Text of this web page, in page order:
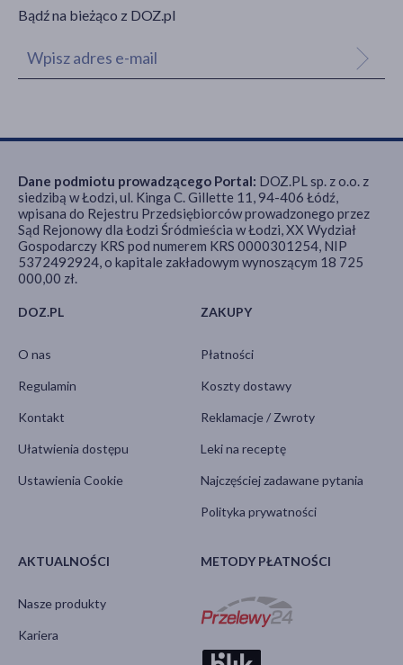
Bądź na bieżąco z DOZ.pl
DOZ.PL
O nas
Regulamin
Kontakt
Ułatwienia dostępu
Ustawienia Cookie
ZAKUPY
Płatności
Koszty dostawy
Reklamacje / Zwroty
Leki na receptę
Najczęściej zadawane pytania
Polityka prywatności
AKTUALNOŚCI
Nasze produkty
Kariera
METODY PŁATNOŚCI
Dane podmiotu prowadzącego Portal: DOZ.PL sp. z o.o. z
siedzibą w Łodzi, ul. Kinga C. Gillette 11, 94-406 Łódź,
wpisana do Rejestru Przedsiębiorców prowadzonego przez
Sąd Rejonowy dla Łodzi Śródmieścia w Łodzi, XX Wydział
Gospodarczy KRS pod numerem KRS 0000301254, NIP
5372492924, o kapitale zakładowym wynoszącym 18 725
000,00 zł.